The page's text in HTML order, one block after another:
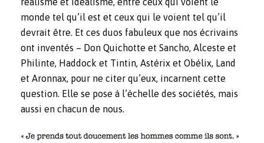
monde tel qu’il est et ceux qui le voient tel qu’il
devrait être. Et ces duos fabuleux que nos écrivains
ont inventés – Don Quichotte et Sancho, Alceste et
Philinte, Haddock et Tintin, Astérix et Obélix, Land
et Aronnax, pour ne citer qu’eux, incarnent cette
question. Elle se pose à l’échelle des sociétés, mais
aussi en chacun de nous.